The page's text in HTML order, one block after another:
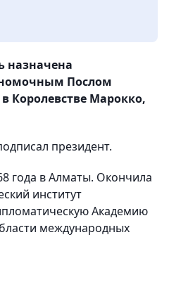
назначена
Послом
Королевстве Марокко,
президент.
года в Алматы. Окончила
институт
Академию
международных